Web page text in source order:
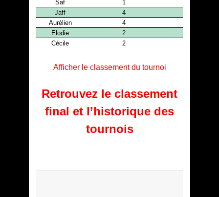
Afficher le classement du tournoi
Retrouvez le classement
final et l’historique des
tournois